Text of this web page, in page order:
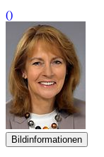
()
Bildinformationen